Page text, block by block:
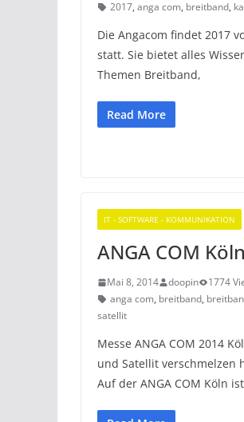
2017, anga com, breitband,
Die Angacom findet 2017
statt. Sie bietet alles
Themen Breitband,
Read More
IT - SOFTWARE - KOMMUNIKATION
ANGA COM
Mai 8, 2014 doopin
1774
anga com, breitband,
satellit
Messe ANGA COM 2014
und Satellit verschmelzen
Auf der ANGA COM Köln ist